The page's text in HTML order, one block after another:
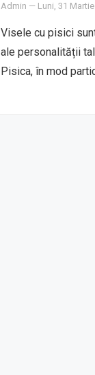
Admin — Luni, 31
Visele cu pisici
ale personalității
Pisica, în mod